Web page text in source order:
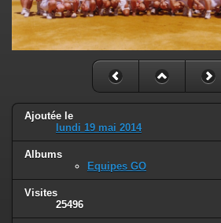
Ajoutée le
lundi 19 mai 2014
Albums
Equipes GO
Visites
25496